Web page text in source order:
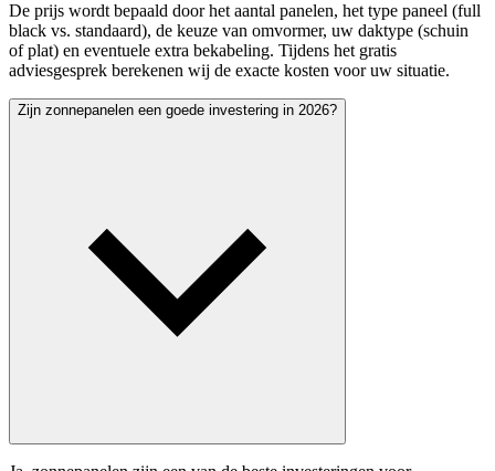
De prijs wordt bepaald door het aantal panelen, het type paneel (full
black vs. standaard), de keuze van omvormer, uw daktype (schuin
of plat) en eventuele extra bekabeling. Tijdens het gratis
adviesgesprek berekenen wij de exacte kosten voor uw situatie.
Zijn zonnepanelen een goede investering in 2026?